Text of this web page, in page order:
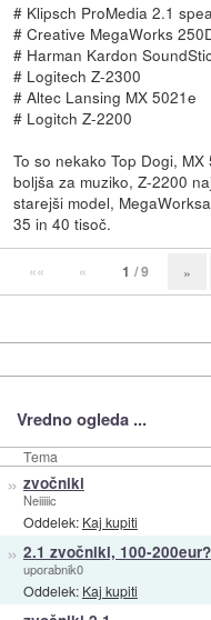
# Klipsch ProMedia 2.1
# Creative MegaWorks
# Harman Kardon
# Logitech Z-2300
# Altec Lansing MX 5021e
# Logitch Z-2200
To so nekako Top Dogi,
boljša za muziko, Z-2200
starejši model,
35 in 40 tisoč.
«« « 1 / 9 »
Vredno ogleda ...
Tema
» zvočniki
Neiiiiic
Oddelek: Kaj kupiti
» 2.1 zvočniki, 100-200eur?
uporabnik0
Oddelek: Kaj kupiti